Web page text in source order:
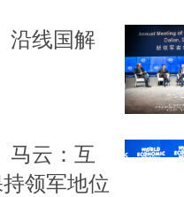
沿线国解
马云：互
领军地位